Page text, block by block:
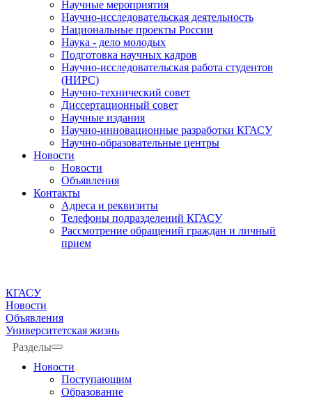
Научные мероприятия
Научно-исследовательская деятельность
Национальные проекты России
Наука - дело молодых
Подготовка научных кадров
Научно-исследовательская работа студентов
(НИРС)
Научно-технический совет
Диссертационный совет
Научные издания
Научно-инновационные разработки КГАСУ
Научно-образовательные центры
Новости
Новости
Объявления
Контакты
Адреса и реквизиты
Телефоны подразделений КГАСУ
Рассмотрение обращений граждан и личный
прием
КГАСУ
Новости
Объявления
Университетская жизнь
Разделы
Новости
Поступающим
Образование